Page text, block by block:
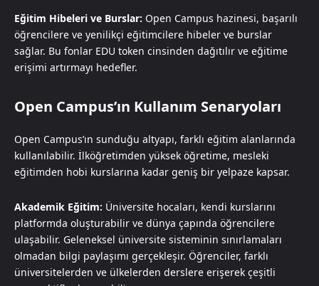
Eğitim Hibeleri ve Burslar: Open Campus hazinesi, başarılı
öğrencilere ve yenilikçi eğitimcilere hibeler ve burslar
sağlar. Bu fonlar EDU token cinsinden dağıtılır ve eğitime
erişimi artırmayı hedefler.
Open Campus’ın Kullanım Senaryoları
Open Campus’ın sunduğu altyapı, farklı eğitim alanlarında
kullanılabilir. İlköğretimden yüksek öğretime, mesleki
eğitimden hobi kurslarına kadar geniş bir yelpaze kapsar.
Akademik Eğitim: Üniversite hocaları, kendi kurslarını
platformda oluşturabilir ve dünya çapında öğrencilere
ulaşabilir. Geleneksel üniversite sisteminin sınırlamaları
olmadan bilgi paylaşımı gerçekleşir. Öğrenciler, farklı
üniversitelerden ve ülkelerden derslere erişerek çeşitli